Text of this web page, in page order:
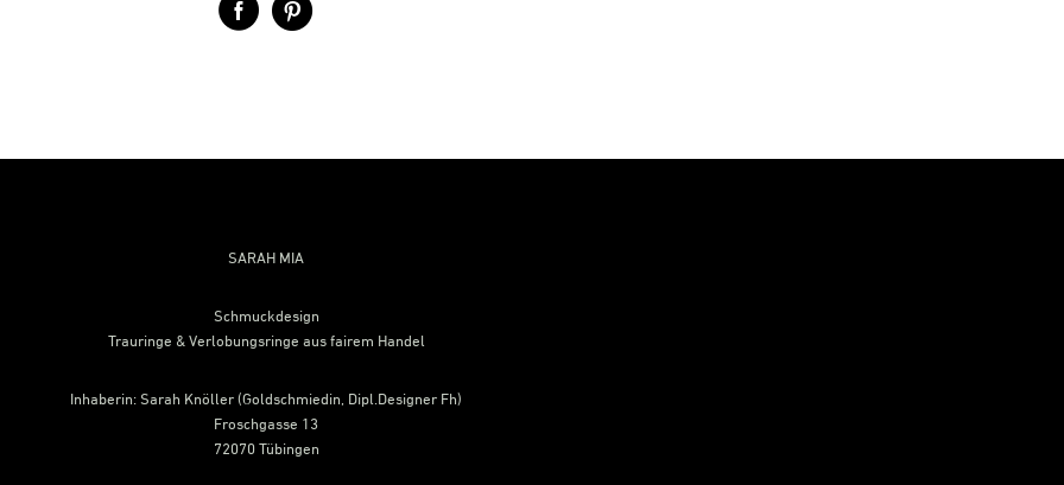
SARAH MIA
Schmuckdesign
Trauringe & Verlobungsringe aus fairem Handel
Inhaberin: Sarah Knöller (Goldschmiedin, Dipl.Designer Fh)
Froschgasse 13
72070 Tübingen